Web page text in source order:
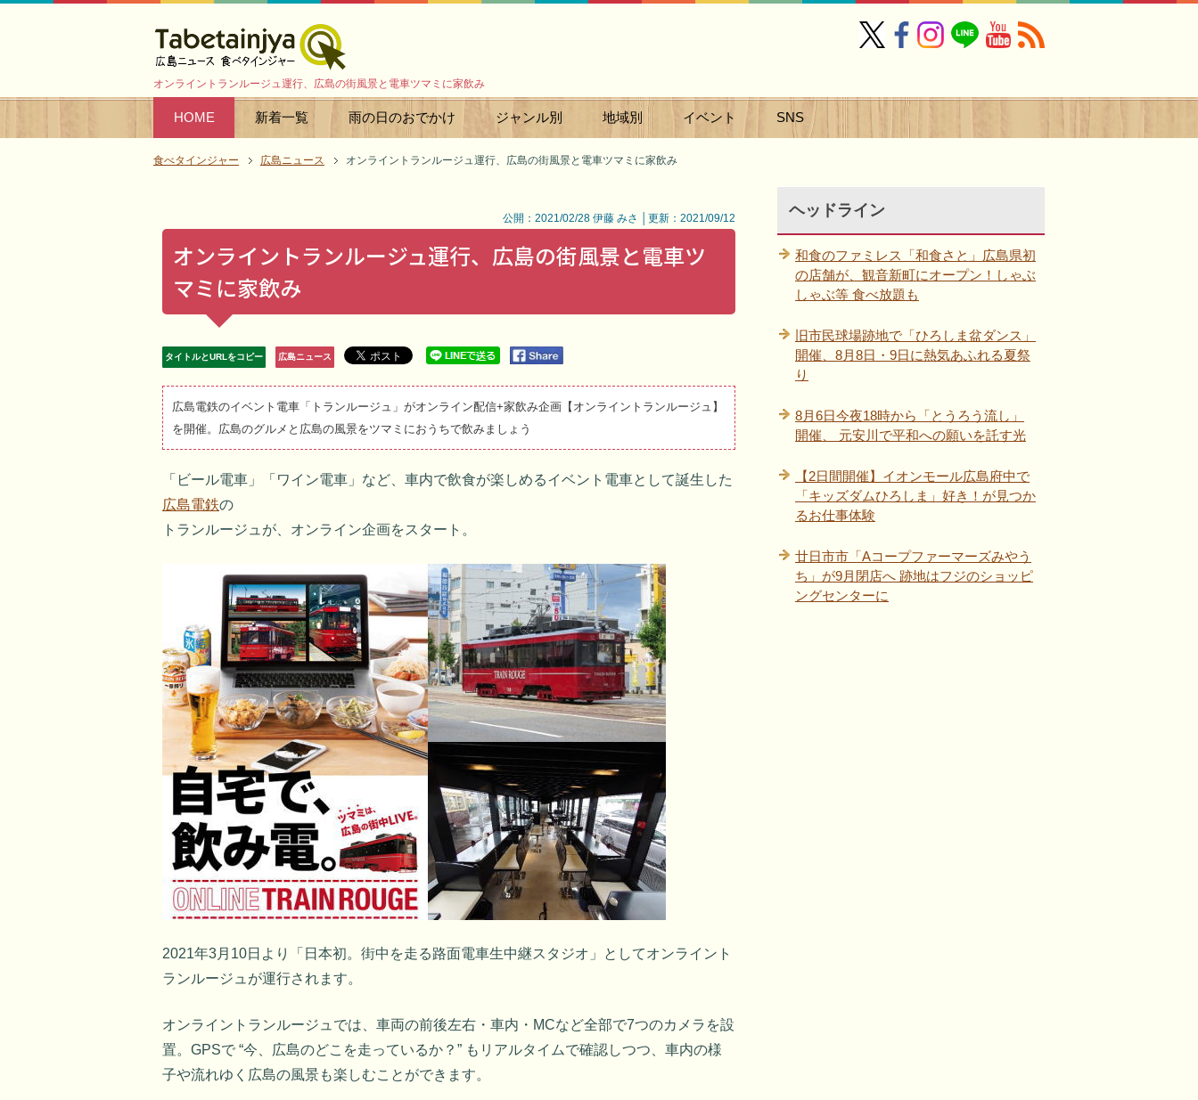
オンライントランルージュ運行、広島の街風景と電車ツマミに家飲み
HOME 新着一覧 雨の日のおでかけ ジャンル別 地域別 イベント SNS
食べタインジャー 広島ニュース オンライントランルージュ運行、広島の街風景と電車ツマミに家飲み
公開：2021/02/28 伊藤 みさ │更新：2021/09/12
オンライントランルージュ運行、広島の街風景と電車ツ
マミに家飲み
タイトルとURLをコピー 広島ニュース
広島電鉄のイベント電車「トランルージュ」がオンライン配信+家飲み企画【オンライントランルージュ】
を開催。広島のグルメと広島の風景をツマミにおうちで飲みましょう
「ビール電車」「ワイン電車」など、車内で飲食が楽しめるイベント電車として誕生した
広島電鉄の
トランルージュが、オンライン企画をスタート。
2021年3月10日より「日本初。街中を走る路面電車生中継スタジオ」としてオンライント
ランルージュが運行されます。
オンライントランルージュでは、車両の前後左右・車内・MCなど全部で7つのカメラを設
置。GPSで “今、広島のどこを走っているか？” もリアルタイムで確認しつつ、車内の様
子や流れゆく広島の風景も楽しむことができます。
ヘッドライン
和食のファミレス「和食さと」広島県初
の店舗が、観音新町にオープン！しゃぶ
しゃぶ等 食べ放題も
旧市民球場跡地で「ひろしま盆ダンス」
開催、8月8日・9日に熱気あふれる夏祭
り
8月6日今夜18時から「とうろう流し」
開催、 元安川で平和への願いを託す光
【2日間開催】イオンモール広島府中で
「キッズダムひろしま」好き！が見つか
るお仕事体験
廿日市市「Aコープファーマーズみやう
ち」が9月閉店へ 跡地はフジのショッピ
ングセンターに